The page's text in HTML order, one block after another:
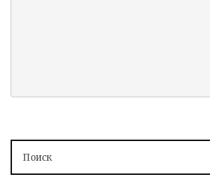
Володин: 31